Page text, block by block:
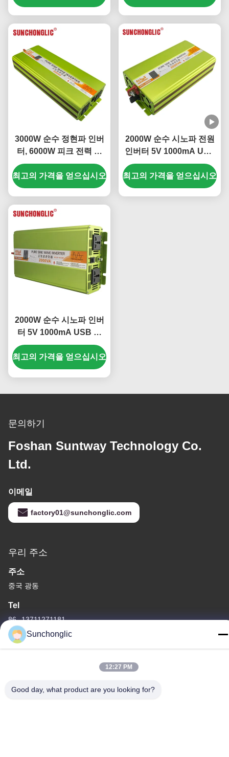
버터
3000W 순수 정현파 인버
터, 6000W 피크 전력 및
94% 효율로 독립형 전력
솔루션
최고의 가격을 얻으십시오
2000W 순수 시노파 전원
인버터 5V 1000mA USB
및 94% 효율 DC로 AC 변
환
최고의 가격을 얻으십시오
2000W 순수 시노파 인버
터 5V 1000mA USB 및
DC에서 AC 전력 변환을
위한 복수 안전 보호
최고의 가격을 얻으십시오
문의하기
Foshan Suntway Technology Co.
Ltd.
이메일
factory01@sunchonglic.com
우리 주소
주소
중국 광동
Tel
86--13711271181
Sunchonglic
12:27 PM
Good day, what product are you looking for?